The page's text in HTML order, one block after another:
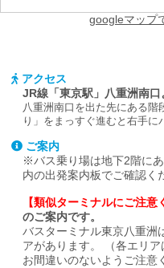
googleマップ
アクセス
JR線「東京駅」八重洲南
八重洲南口を出た先にある階
り」をまっすぐ進むと右手に
ご案内
※バス乗り場は地下2階に
内の出発案内板でご確認く
【類似ターミナルにご注意
のご案内です。
バスターミナル東京八重洲
アがあります。 （各エリア
お間違いのないようご注意